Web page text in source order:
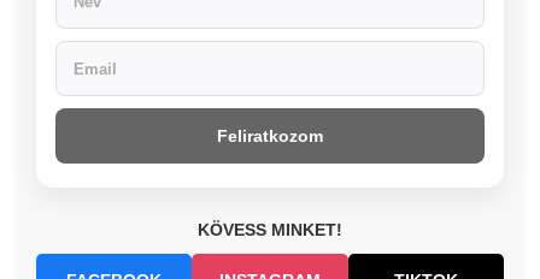
Feliratkozom
KÖVESS MINKET!